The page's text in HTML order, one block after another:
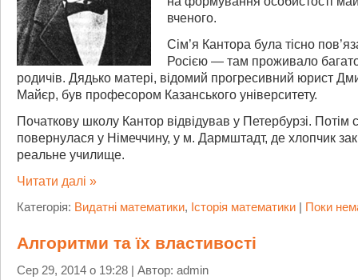
вченого.
Сім’я Кантора була тісно
Росією — там проживало
родичів. Дядько матері, відомий прогресивний юрист
Майєр, був професором Казанського університету.
Початкову школу Кантор відвідував у Петербурзі. Потім
повернулася у Німеччину, у м. Дармштадт, де хлопчик
реальне училище.
Читати далі »
Категорія: Видатні математики, Історія математики Поки
Алгоритми та їх властивості
Сер 29, 2014 о 19:28 | Автор: admin